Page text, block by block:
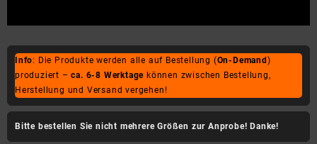
Info: Die Produkte werden alle auf Bestellung (On-Demand )
produziert –ca. 6-8 Werktage können zwischen Bestellung,
Herstellung und Versand vergehen!
Bitte bestellen Sie nicht mehrere Größen zur Anprobe! Danke!